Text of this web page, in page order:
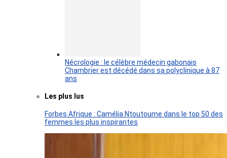
Nécrologie : le célèbre médecin gabonais
Chambrier est décédé dans sa polyclinique à 87
ans
Les plus lus
Forbes Afrique : Camélia Ntoutoume dans le top 50 des
femmes les plus inspirantes